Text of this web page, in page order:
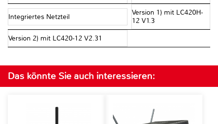
Integriertes Netzteil
Version 1) mit LC420H-
12 V1.3
Version 2) mit LC420-12 V2.31
Das könnte Sie auch interessieren: